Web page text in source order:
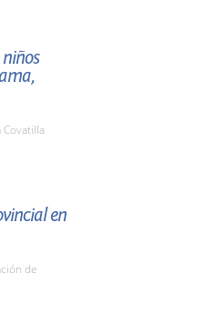
Covatilla
en
de